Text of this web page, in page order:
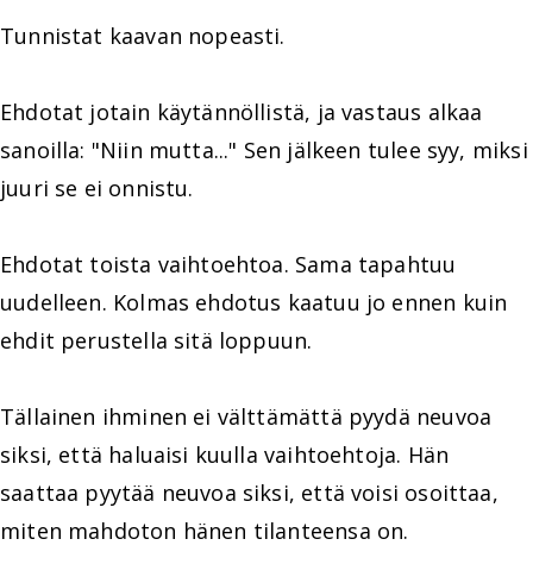
Tunnistat kaavan nopeasti.
Ehdotat jotain käytännöllistä, ja vastaus alkaa
sanoilla: "Niin mutta..." Sen jälkeen tulee syy, miksi
juuri se ei onnistu.
Ehdotat toista vaihtoehtoa. Sama tapahtuu
uudelleen. Kolmas ehdotus kaatuu jo ennen kuin
ehdit perustella sitä loppuun.
Tällainen ihminen ei välttämättä pyydä neuvoa
siksi, että haluaisi kuulla vaihtoehtoja. Hän
saattaa pyytää neuvoa siksi, että voisi osoittaa,
miten mahdoton hänen tilanteensa on.